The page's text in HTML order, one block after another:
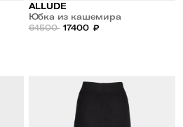
ALLUDE
Юбка из кашемира
64500 17400 ₽